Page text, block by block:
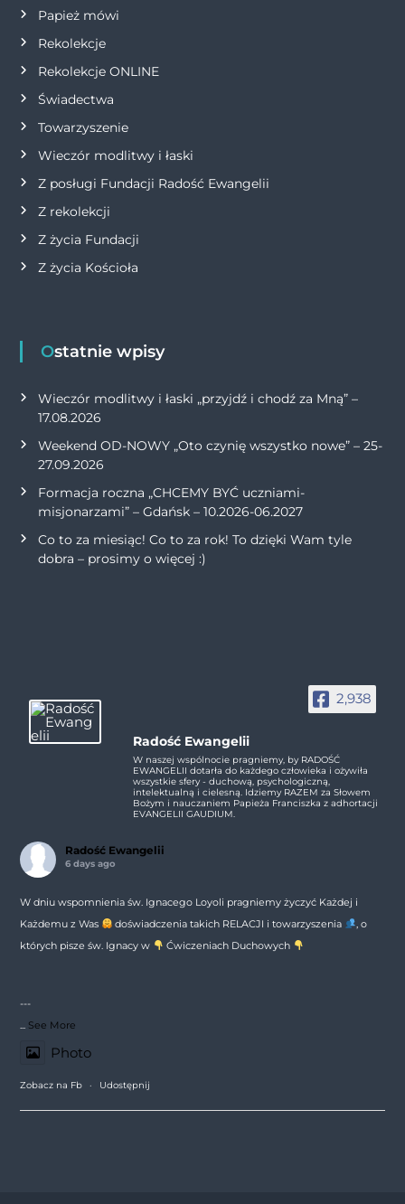
s
u
Papież mówi
Rekolekcje
Rekolekcje ONLINE
Świadectwa
Towarzyszenie
Wieczór modlitwy i łaski
Z posługi Fundacji Radość Ewangelii
Z rekolekcji
Z życia Fundacji
Z życia Kościoła
Ostatnie wpisy
Wieczór modlitwy i łaski „przyjdź i chodź za Mną” –
17.08.2026
Weekend OD-NOWY „Oto czynię wszystko nowe” – 25-
27.09.2026
Formacja roczna „CHCEMY BYĆ uczniami-
misjonarzami” – Gdańsk – 10.2026-06.2027
Co to za miesiąc! Co to za rok! To dzięki Wam tyle
dobra – prosimy o więcej :)
2,938
Radość Ewangelii
W naszej wspólnocie pragniemy, by RADOŚĆ
EWANGELII dotarła do każdego człowieka i ożywiła
wszystkie sfery - duchową, psychologiczną,
intelektualną i cielesną. Idziemy RAZEM za Słowem
Bożym i nauczaniem Papieża Franciszka z adhortacji
EVANGELII GAUDIUM.
Radość Ewangelii
6 days ago
W dniu wspomnienia św. Ignacego Loyoli pragniemy życzyć Każdej i
Każdemu z Was
doświadczenia takich RELACJI i towarzyszenia
, o
których pisze św. Ignacy w
Ćwiczeniach Duchowych
---
See More
Photo
Zobacz na Fb · Udostępnij